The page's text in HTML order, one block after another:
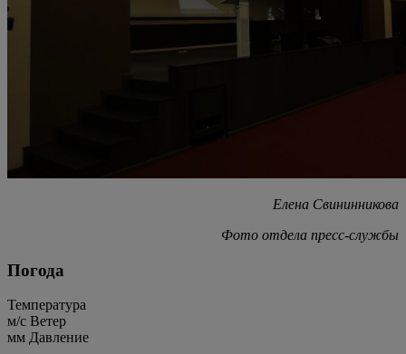
Елена Свининникова
Фото отдела пресс-службы
Погода
Температура
м/c Ветер
мм Давление